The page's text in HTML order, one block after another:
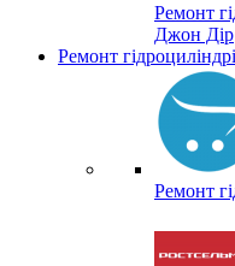
Ремонт
Джон Дір
Ремонт
Ремонт